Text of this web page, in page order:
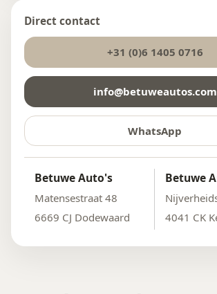
Direct contact
+31 (0)6 1405 0716
info@betuweautos.com
WhatsApp
Betuwe Auto's
Matensestraat 48
6669 CJ Dodewaard
Betuwe
4041 CK